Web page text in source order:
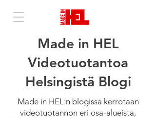
Made in HEL
Videotuotantoa
Helsingistä Blogi
Made in HEL:n blogissa kerrotaan
videotuotannon eri osa-alueista,